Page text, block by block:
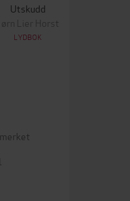
Utskudd
Jørn Lier Horst
LYDBOK